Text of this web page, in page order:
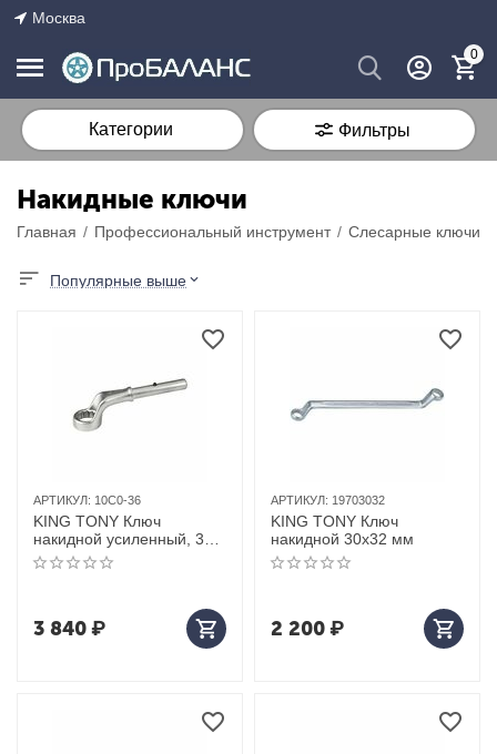
Москва
0
Категории Фильтры
Накидные ключи
Главная / Профессиональный инструмент / Слесарные ключи
Популярные выше
АРТИКУЛ: 10C0-36
KING TONY Ключ
накидной усиленный, 36
мм
3 840₽
АРТИКУЛ: 19703032
KING TONY Ключ
накидной 30x32 мм
2 200₽